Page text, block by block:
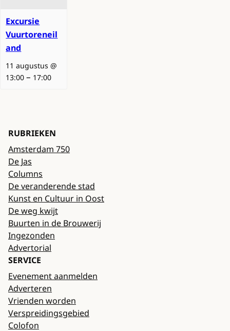
Excursie
Vuurtoreneil
and
11 augustus @
13:00 – 17:00
RUBRIEKEN
Amsterdam 750
De Jas
Columns
De veranderende stad
Kunst en Cultuur in Oost
De weg kwijt
Buurten in de Brouwerij
Ingezonden
Advertorial
SERVICE
Evenement aanmelden
Adverteren
Vrienden worden
Verspreidingsgebied
Colofon